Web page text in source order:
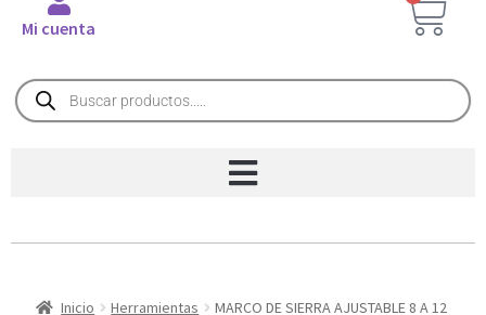
Mi cuenta
Inicio Herramientas
MARCO DE SIERRA AJUSTABLE 8 A 12